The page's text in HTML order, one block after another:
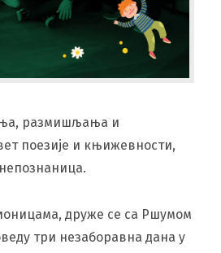
размишљања и
поезије и књижевности,
друже се са Ршумом
три незаборавна дана у